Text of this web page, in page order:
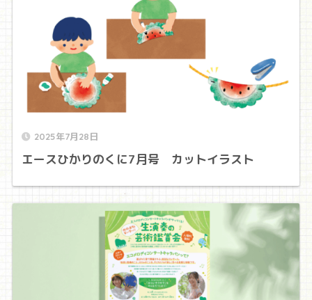
2025年7月28日
エースひかりのくに7月号 カットイラスト